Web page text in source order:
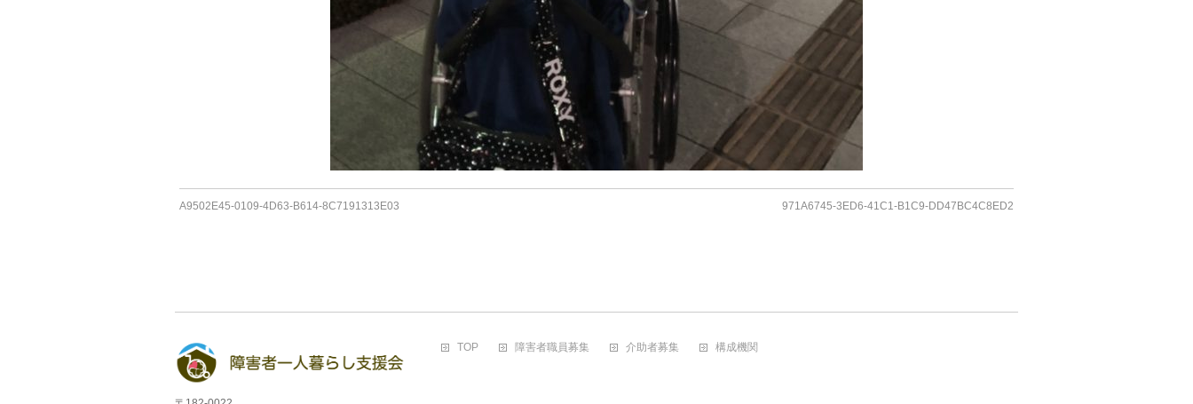
A9502E45-0109-4D63-B614-8C7191313E03 971A6745-3ED6-41C1-B1C9-DD47BC4C8ED2
TOP 障害者職員募集 介助者募集 構成機関